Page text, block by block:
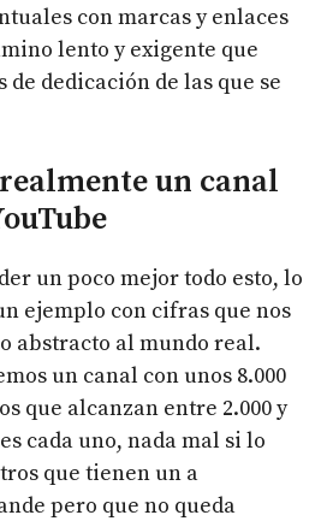
con marcas y enlaces
lento y exigente que
dedicación de las que se
un canal
un poco mejor todo esto, lo
ejemplo con cifras que nos
abstracto al mundo real.
un canal con unos 8.000
que alcanzan entre 2.000 y
cada uno, nada mal si lo
que tienen un a
pero que no queda